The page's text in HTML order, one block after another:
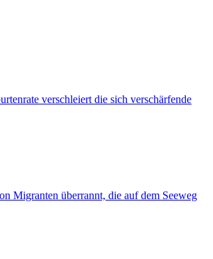
verschleiert die sich verschärfende
Migranten überrannt, die auf dem Seeweg